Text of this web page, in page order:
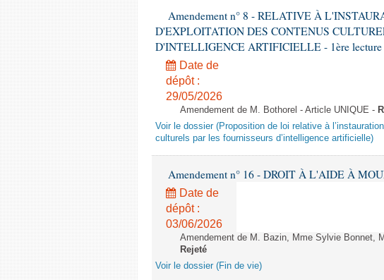
Amendement n° 8 - RELATIVE À
D'EXPLOITATION DES CONTENUS
D'INTELLIGENCE ARTIFICIELLE - 1ère lecture
Date de
dépôt :
29/05/2026
Amendement de M. Bothorel - Article UNIQUE -
Voir le dossier (Proposition de loi relative à
culturels par les fournisseurs d’intelligence artificielle)
Amendement n° 16 - DROIT À L'AIDE À
Date de
dépôt :
03/06/2026
Amendement de M. Bazin, Mme Sylvie Bonnet,
Rejeté
Voir le dossier (Fin de vie)